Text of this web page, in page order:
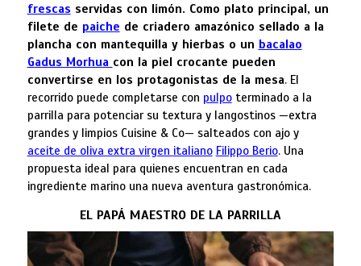
frescas servidas con limón. Como plato principal, un
filete de paiche de criadero amazónico sellado a la
plancha con mantequilla y hierbas o un bacalao
Gadus Morhua con la piel crocante pueden
convertirse en los protagonistas de la mesa. El
recorrido puede completarse con pulpoterminado a la
parrilla para potenciar su textura y langostinos —extra
grandes y limpios Cuisine & Co— salteados con ajo y
aceite de oliva extra virgen italiano Filippo Berio. Una
propuesta ideal para quienes encuentran en cada
ingrediente marino una nueva aventura gastronómica.
EL PAPÁ MAESTRO DE LA PARRILLA